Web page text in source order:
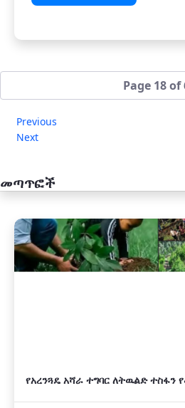
Page 18 of
Previous
Next
መጣጥፎች
አዲስ
የአረንጓዴ አሻራ ተግባር ለትዉልድ ተስፋን